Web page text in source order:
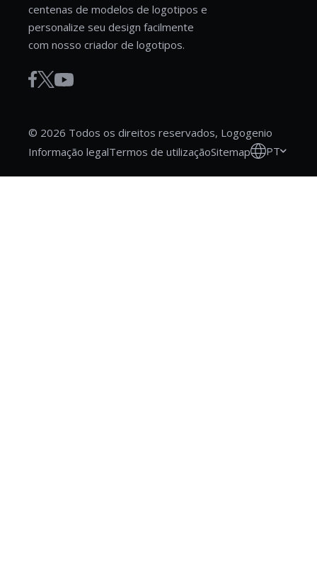
centenas de modelos de logotipos e
personalize seu design facilmente
com nosso criador de logotipos.
© 2026 Todos os direitos reservados, Logogenio
Informação legalTermos de utilizaçãoSitemap PT